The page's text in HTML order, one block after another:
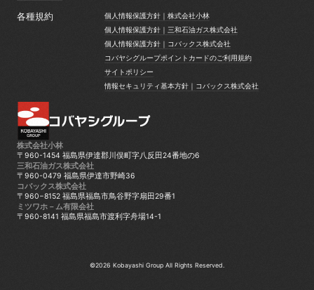
株式会社小林
〒960-1454 福島県伊達郡川俣町字八反田24番地の6
三和石油ガス株式会社
〒960-0479 福島県伊達市野崎36
コバックス株式会社
〒960−8152 福島県福島市鳥谷野字扇田29番1
ミツワホ－ム有限会社
〒960-8141 福島県福島市渡利字舟場14-1
各種規約
個人情報保護方針｜株式会社小林
個人情報保護方針｜株式会社小林
個人情報保護方針｜三和石油ガス株式会社
個人情報保護方針｜三和石油ガス株式会社
個人情報保護方針｜コバックス株式会社
個人情報保護方針｜コバックス株式会社
コバヤシグループポイントカードのご利用規約
コバヤシグループポイントカードのご利用規約
サイトポリシー
サイトポリシー
情報セキュリティ基本方針｜コバックス株式会社
©2026 Kobayashi Group All Rights Reserved.